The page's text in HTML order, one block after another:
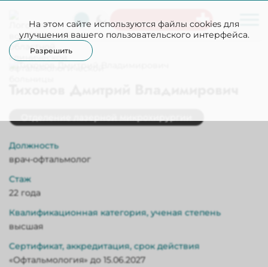
На этом сайте используются файлы cookies для
улучшения вашего пользовательского интерфейса.
Разрешить
Неотложная помощь
Должность
врач-офтальмолог
Стаж
22 года
Квалификационная категория, ученая степень
высшая
Сертификат, аккредитация, срок действия
«Офтальмология» до 15.06.2027